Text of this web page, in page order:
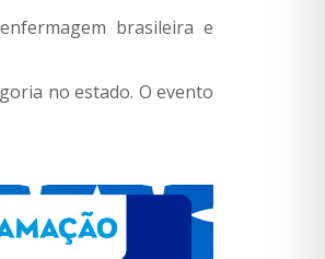
brasileira e
no estado. O evento